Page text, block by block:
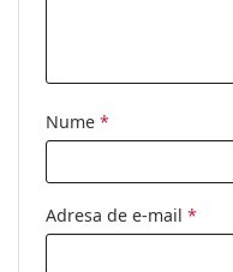
Nume *
Adresa de e-mail *